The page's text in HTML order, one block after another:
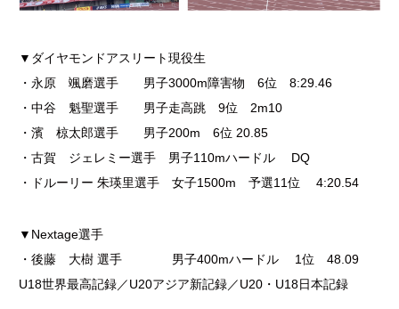
▼ダイヤモンドアスリート現役生
・永原 颯磨選手 男子3000m障害物 6位 8:29.46
・中谷 魁聖選手 男子走高跳 9位 2m10
・濱 椋太郎選手 男子200m 6位 20.85
・古賀 ジェレミー選手 男子110mハードル DQ
・ドルーリー 朱瑛里選手 女子1500m 予選11位 4:20.54
▼Nextage選手
・後藤 大樹 選手 男子400mハードル 1位 48.09
U18世界最高記録／U20アジア新記録／U20・U18日本記録